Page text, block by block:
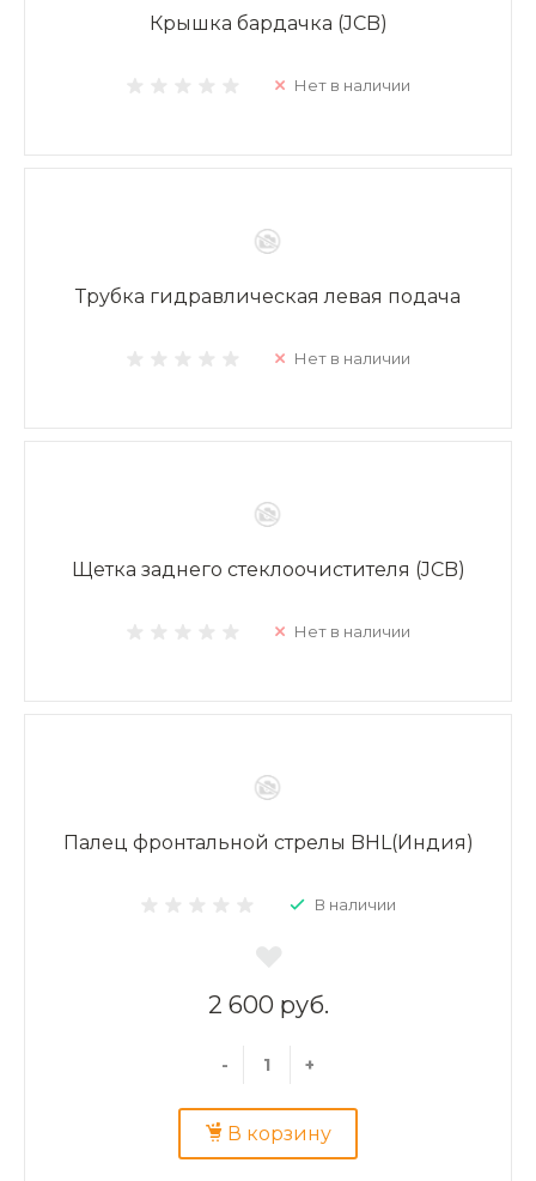
Крышка бардачка (JCB)
Нет в наличии
Трубка гидравлическая левая подача
Нет в наличии
Щетка заднего стеклоочистителя (JCB)
Нет в наличии
Палец фронтальной стрелы BHL(Индия)
В наличии
2 600 руб.
- +
В корзину